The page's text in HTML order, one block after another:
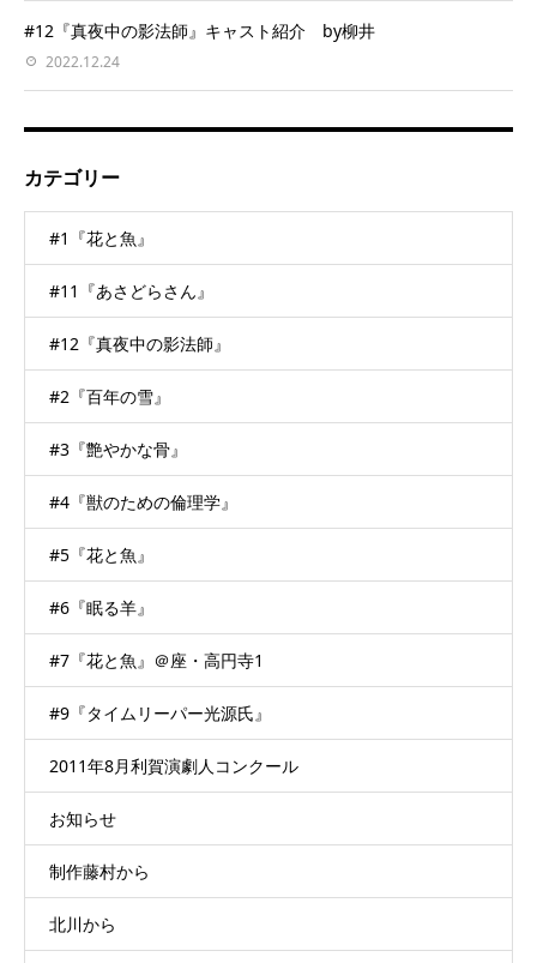
#12『真夜中の影法師』キャスト紹介 by柳井
2022.12.24
カテゴリー
#1『花と魚』
#11『あさどらさん』
#12『真夜中の影法師』
#2『百年の雪』
#3『艶やかな骨』
#4『獣のための倫理学』
#5『花と魚』
#6『眠る羊』
#7『花と魚』＠座・高円寺1
#9『タイムリーパー光源氏』
2011年8月利賀演劇人コンクール
お知らせ
制作藤村から
北川から